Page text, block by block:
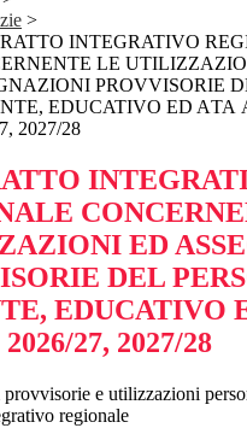
>
INTEGRATIVO
LE
PROVVISORIE
EDUCATIVO ED AТА
2027/28
ED
DEL
EDUCATIVO
2026/27, 2027/28
provvisorie e utilizzazioni
regionale